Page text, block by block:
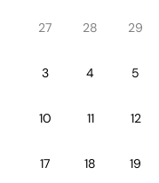
27 28 29
3 4 5
10 11 12
17 18 19